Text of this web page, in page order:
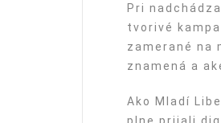
Pri
tvorivé
zamerané na
znamená a
Ako Mladí
plne prijali